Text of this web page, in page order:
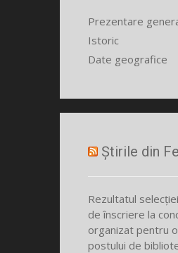
Prezentare
Istoric
Date geografice
Știrile din
Rezultatul
de înscriere la
organizat pentru
postului de